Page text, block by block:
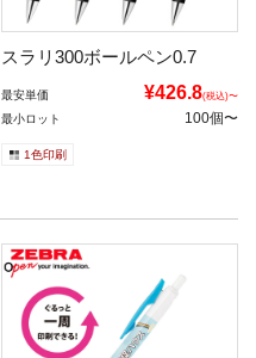
スラリ300ボールペン0.7
最安単価 ¥426.8(税込)〜
最小ロット 100個〜
1色印刷